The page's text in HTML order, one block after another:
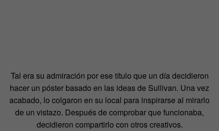
Tal era su admiración por ese título que un día decidieron
hacer un póster basado en las ideas de Sullivan. Una vez
acabado, lo colgaron en su local para inspirarse al mirarlo
de un vistazo. Después de comprobar que funcionaba,
decidieron compartirlo con otros creativos.